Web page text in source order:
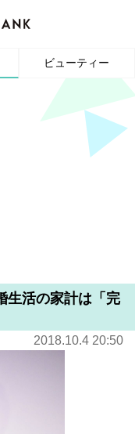
ビューティー
生活の家計は「完
2018.10.4 20:50